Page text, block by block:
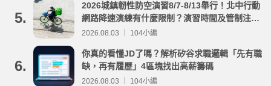
5.
2026城鎮韌性防空演習8/7-8/13舉行！北中行動
網路降速演練有什麼限制？演習時間及管制注意
事項整理
2026.08.03 ｜ 104小編
6.
你真的看懂JD了嗎？解析矽谷求職邏輯「先有職
缺，再有履歷」4區塊找出高薪籌碼
2026.08.03 ｜ 104小編